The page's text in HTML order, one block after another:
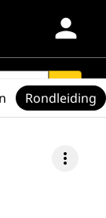
person
search
more_vert
Rondleiding